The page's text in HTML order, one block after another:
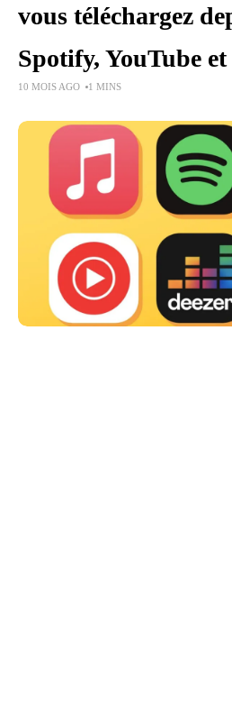
vous téléchargez
Spotify, YouTube
10 MOIS AGO 1 MINS